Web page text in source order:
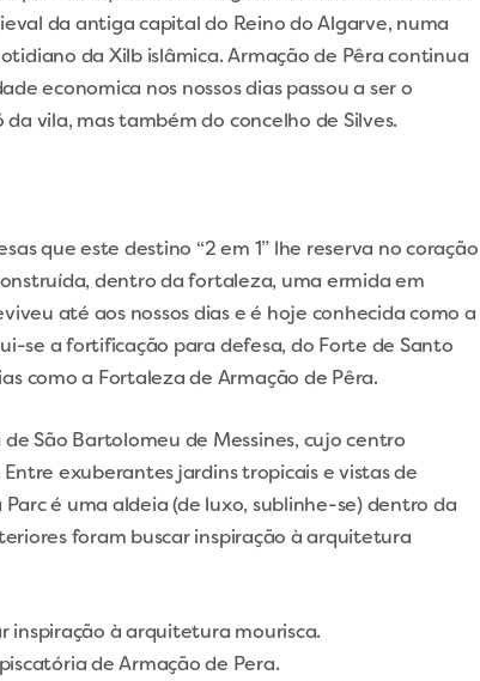
da antiga capital do Reino do Algarve, numa
da Xilb islâmica. Armação de Pêra continua
economica nos nossos dias passou a ser o
vila, mas também do concelho de Silves.
que este destino “2 em 1” lhe reserva no coração
dentro da fortaleza, uma ermida em
até aos nossos dias e é hoje conhecida como a
se a fortificação para defesa, do Forte de Santo
como a Fortaleza de Armação de Pêra.
São Bartolomeu de Messines, cujo centro
exuberantes jardins tropicais e vistas de
é uma aldeia (de luxo, sublinhe-se) dentro da
foram buscar inspiração à arquitetura
inspiração à arquitetura mourisca.
de Armação de Pera.